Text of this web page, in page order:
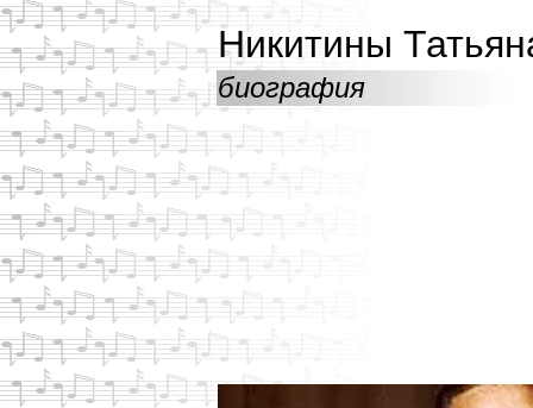
Никитины
биография